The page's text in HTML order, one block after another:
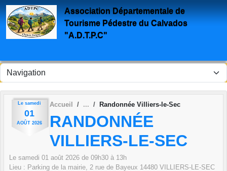
Association Départementale de
Tourisme Pédestre du Calvados
"A.D.T.P.C"
Le samedi
01
AOÛT 2026
Accueil Randonnée Villiers-le-Sec
RANDONNÉE
VILLIERS-LE-SEC
Le samedi 01 août 2026 de 09h30 à 13h
Lieu : Parking de la mairie, 2 rue de Bayeux 14480 VILLIERS-LE-SEC
Panneau de gestion des cookies